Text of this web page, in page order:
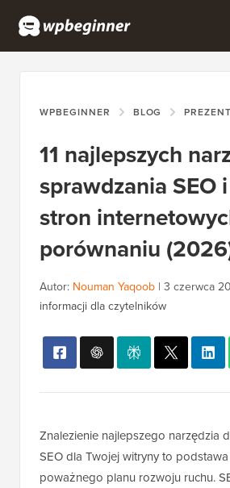
WPBEGINNER BLOG
11 najlepszych
sprawdzania SEO
stron
porównaniu
Autor: Nouman Yaqoob | 3 czerwca
informacji dla czytelników
Znalezienie najlepszego narzędzia
SEO dla Twojej witryny to
poważnego planu rozwoju ruchu.